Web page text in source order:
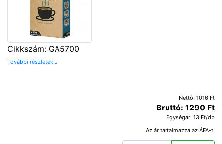
Cikkszám: GA5700
További részletek...
Nettó: 1016 Ft
Bruttó: 1290 Ft
Egységár: 13 Ft/db
Az ár tartalmazza az ÁFA-t!